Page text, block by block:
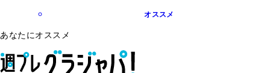
オススメ
あなたにオススメ